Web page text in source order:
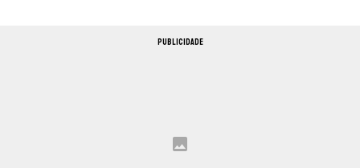
PUBLICIDADE